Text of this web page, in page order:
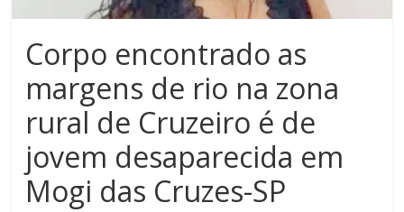
Corpo encontrado as
margens de rio na zona
rural de Cruzeiro é de
jovem desaparecida em
Mogi das Cruzes-SP